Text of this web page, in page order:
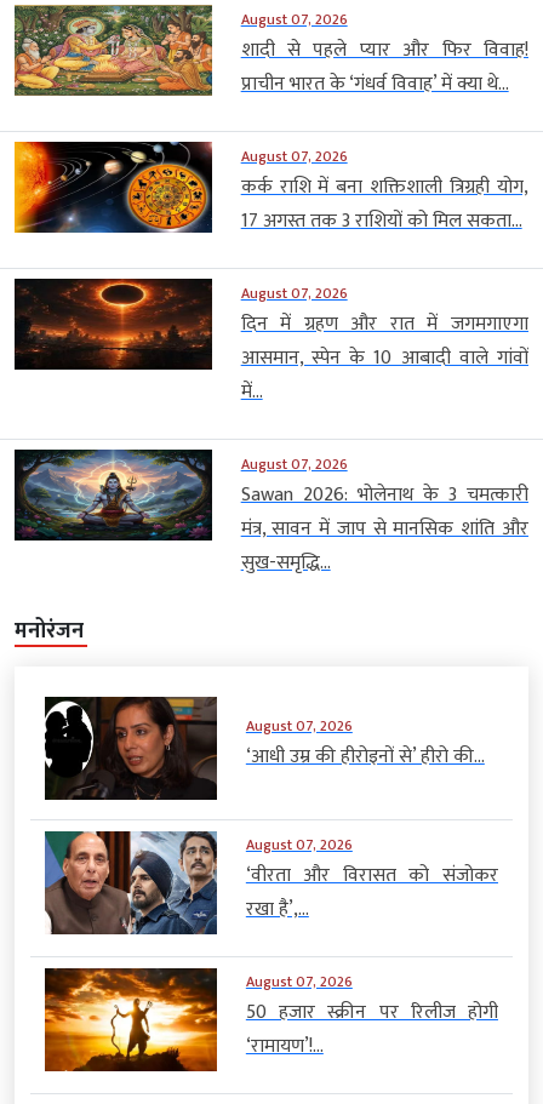
August 07, 2026
शादी से पहले प्यार और फिर विवाह!
प्राचीन भारत के ‘गंधर्व विवाह’ में क्या थे...
August 07, 2026
कर्क राशि में बना शक्तिशाली त्रिग्रही योग,
17 अगस्त तक 3 राशियों को मिल सकता...
August 07, 2026
दिन में ग्रहण और रात में जगमगाएगा
आसमान, स्पेन के 10 आबादी वाले गांवों
में...
August 07, 2026
Sawan 2026: भोलेनाथ के 3 चमत्कारी
मंत्र, सावन में जाप से मानसिक शांति और
सुख-समृद्धि...
मनोरंजन
August 07, 2026
‘आधी उम्र की हीरोइनों से’ हीरो की...
August 07, 2026
‘वीरता और विरासत को संजोकर
रखा है’,...
August 07, 2026
50 हजार स्क्रीन पर रिलीज होगी
‘रामायण’!...